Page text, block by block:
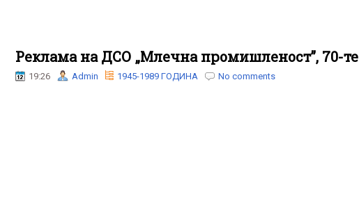
Реклама на ДСО „Млечна промишленост”, 70-те
19:26 Admin 1945-1989 ГОДИНА No comments